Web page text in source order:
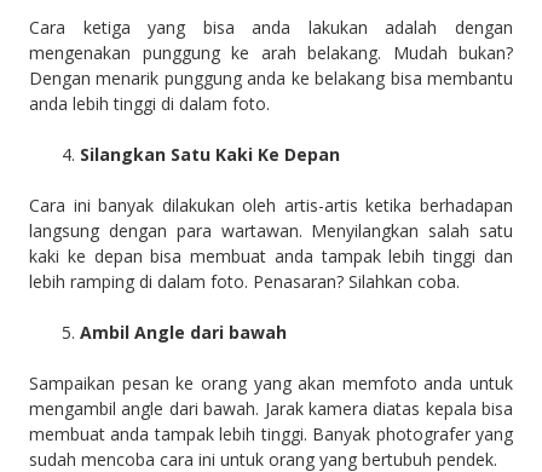
Cara ketiga yang bisa anda lakukan adalah dengan
mengenakan punggung ke arah belakang. Mudah bukan?
Dengan menarik punggung anda ke belakang bisa membantu
anda lebih tinggi di dalam foto.
Silangkan Satu Kaki Ke Depan
Cara ini banyak dilakukan oleh artis-artis ketika berhadapan
langsung dengan para wartawan. Menyilangkan salah satu
kaki ke depan bisa membuat anda tampak lebih tinggi dan
lebih ramping di dalam foto. Penasaran? Silahkan coba.
Ambil Angle dari bawah
Sampaikan pesan ke orang yang akan memfoto anda untuk
mengambil angle dari bawah. Jarak kamera diatas kepala bisa
membuat anda tampak lebih tinggi. Banyak photografer yang
sudah mencoba cara ini untuk orang yang bertubuh pendek.